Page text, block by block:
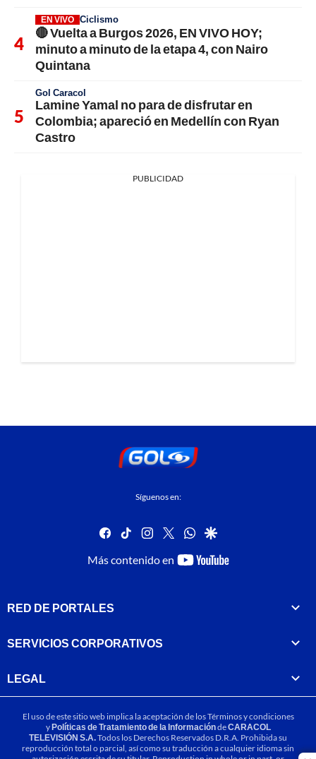
EN VIVO Ciclismo
🔴 Vuelta a Burgos 2026, EN VIVO HOY;
minuto a minuto de la etapa 4, con Nairo
Quintana
Gol Caracol
Lamine Yamal no para de disfrutar en
Colombia; apareció en Medellín con Ryan
Castro
PUBLICIDAD
Síguenos en:
facebook
tiktok instagram
twitterwhatsapp
google
Más contenido en
youtube-
RED DE PORTALES
SERVICIOS CORPORATIVOS
LEGAL
El uso de este sitio web implica la aceptación de losTérminos y condiciones
yPolíticas de Tratamiento de la InformacióndeCARACOL
TELEVISIÓN S.A.Todos los Derechos Reservados D.R.A. Prohibida su
reproducción total o parcial, así como su traducción a cualquier idioma sin